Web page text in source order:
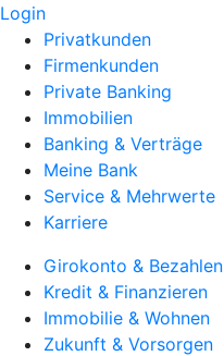
Login
Privatkunden
Firmenkunden
Private Banking
Immobilien
Banking & Verträge
Meine Bank
Service & Mehrwerte
Karriere
Girokonto & Bezahlen
Kredit & Finanzieren
Immobilie & Wohnen
Zukunft & Vorsorgen